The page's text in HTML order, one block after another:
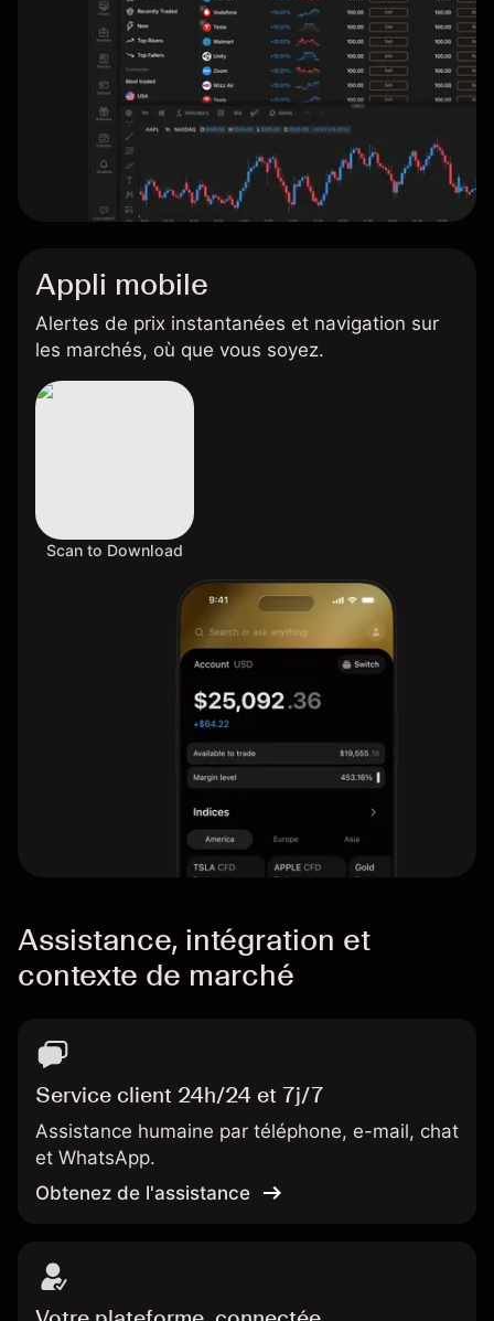
Appli mobile
Alertes de prix instantanées et navigation sur
les marchés, où que vous soyez.
Scan to Download
Assistance, intégration et
contexte de marché
Service client 24h/24 et 7j/7
Assistance humaine par téléphone, e-mail, chat
et WhatsApp.
Obtenez de l'assistance